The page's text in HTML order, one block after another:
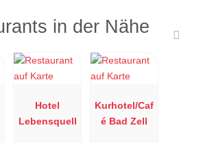
in der Nähe
Hotel
Lebensquell
Kurhotel/Caf
é Bad Zell